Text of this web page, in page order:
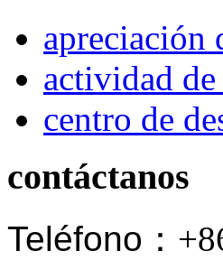
apreciación
actividad de
centro de
contáctanos
Teléfono ：